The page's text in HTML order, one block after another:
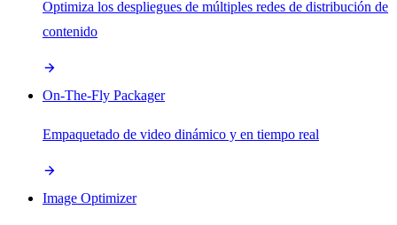
Optimiza los despliegues de múltiples redes de distribución de
contenido
On-The-Fly Packager
Empaquetado de video dinámico y en tiempo real
Image Optimizer